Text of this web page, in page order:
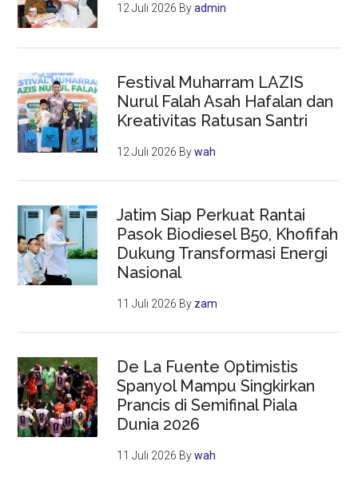
12 Juli 2026 Byadmin
Festival Muharram LAZIS
Nurul Falah Asah Hafalan dan
Kreativitas Ratusan Santri
12 Juli 2026 Bywah
Jatim Siap Perkuat Rantai
Pasok Biodiesel B50, Khofifah
Dukung Transformasi Energi
Nasional
11 Juli 2026 By zam
De La Fuente Optimistis
Spanyol Mampu Singkirkan
Prancis di Semifinal Piala
Dunia 2026
11 Juli 2026 Bywah